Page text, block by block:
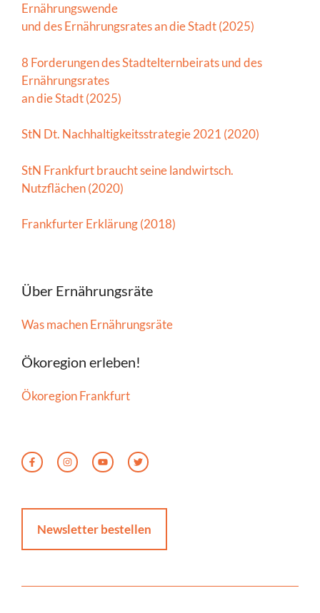
Ernährungswende
und des Ernährungsrates an die Stadt (2025)
8 Forderungen des Stadtelternbeirats und des
Ernährungsrates
an die Stadt (2025)
StN Dt. Nachhaltigkeitsstrategie 2021 (2020)
StN Frankfurt braucht seine landwirtsch.
Nutzflächen (2020)
Frankfurter Erklärung (2018)
Über Ernährungsräte
Was machen Ernährungsräte
Ökoregion erleben!
Ökoregion Frankfurt
Newsletter bestellen